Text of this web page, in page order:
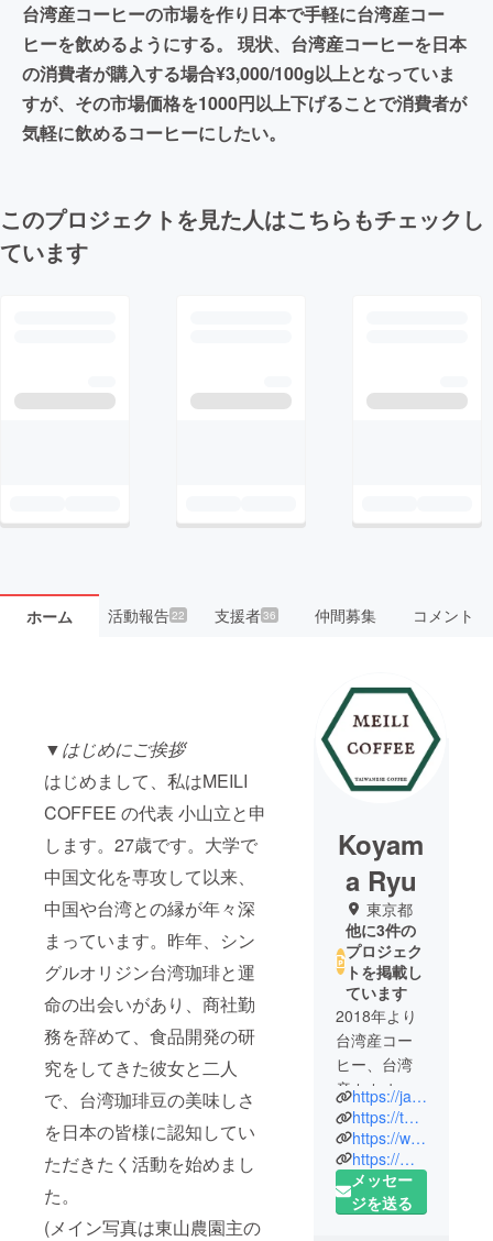
台湾産コーヒーの市場を作り日本で手軽に台湾産コー
ヒーを飲めるようにする。 現状、台湾産コーヒーを日本
の消費者が購入する場合¥3,000/100g以上となっていま
すが、その市場価格を1000円以上下げることで消費者が
気軽に飲めるコーヒーにしたい。
このプロジェクトを見た人はこちらもチェックし
ています
ホーム 活動報告22 支援者36 仲間募集 コメント
▼はじめにご挨拶
はじめまして、私はMEILI
COFFEE の代表 小山立と申
します。27歳です。大学で
中国文化を専攻して以来、
中国や台湾との縁が年々深
まっています。昨年、シン
グルオリジン台湾珈琲と運
命の出会いがあり、商社勤
務を辞めて、食品開発の研
究をしてきた彼女と二人
で、台湾珈琲豆の美味しさ
を日本の皆様に認知してい
ただきたく活動を始めまし
た。
(メイン写真は東山農園主の
Koyam
a Ryu
東京都
他に3件の
プロジェク
トを掲載し
ています
2018年より
台湾産コー
ヒー、台湾
産カカオ、
台湾花茶、
など台湾の
原料を日本
に広める活
動の一環と
https://ja-jp.facebook.com/pages/category/Product-Service/MEI-LI-COFFEE-171557430238270/
https://twitter.com/CoffeeMeili
https://www.instagram.com/meili_coffee/
https://meilicoffee.base.shop
メッセー
ジを送る